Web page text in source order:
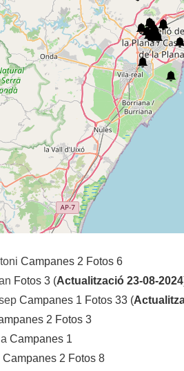
Campanes 2 Fotos 6
Fotos 3 (Actualització 23-08-2024
Campanes 1 Fotos 33 (
2 Fotos 3
Campanes 1
Campanes 2 Fotos 8